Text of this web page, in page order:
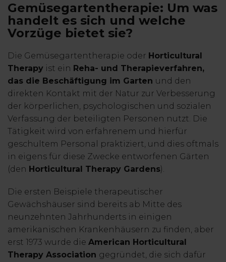
Gemüsegartentherapie: Um was
handelt es sich und welche
Vorzüge bietet sie?
Die Gemüsegartentherapie oder Horticultural
Therapy ist ein Reha- und Therapieverfahren,
das die Beschäftigung im Garten und den
direkten Kontakt mit der Natur zur Verbesserung
der körperlichen, psychologischen und sozialen
Verfassung der beteiligten Personen nutzt. Die
Tätigkeit wird von erfahrenem und hierfür
geschultem Personal praktiziert, und dies oftmals
in eigens für diese Zwecke entworfenen Gärten
(den Horticultural Therapy Gardens).
Die ersten Beispiele therapeutischer
Gewächshäuser sind bereits ab Mitte des
neunzehnten Jahrhunderts in einigen
amerikanischen Krankenhäusern zu finden, aber
erst 1973 wurde die American Horticultural
Therapy Association gegründet, die sich dafür